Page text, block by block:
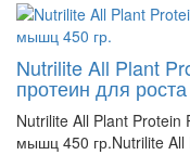
Nutrilite All Plant
протеин для
Nutrilite All Plant Protein
мышц 450 гр.Nutrilite All